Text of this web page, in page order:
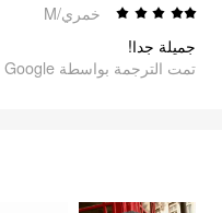
خمري/M
جميلة جدا!
تمت الترجمة بواسطة Google